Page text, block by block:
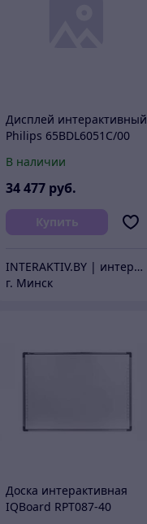
Дисплей интерактивный
Philips 65BDL6051C/00
В наличии
34 477 руб.
Купить
INTERAKTIV.BY | интерактивное оборудование
г. Минск
Доска интерактивная
IQBoard RPT087-40